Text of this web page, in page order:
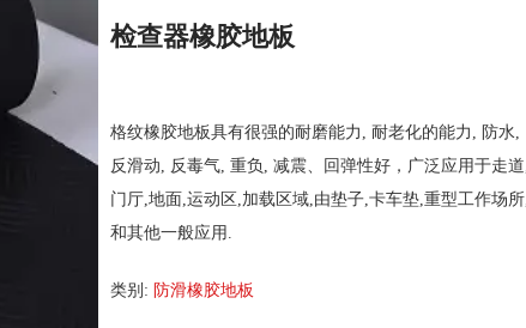
检查器橡胶地板
格纹橡胶地板具有很强的耐磨能力, 耐老化的能力, 防水,
反滑动, 反毒气, 重负, 减震、回弹性好，广泛应用于走道,
门厅,地面,运动区,加载区域,由垫子,卡车垫,重型工作场所,
和其他一般应用.
类别: 防滑橡胶地板